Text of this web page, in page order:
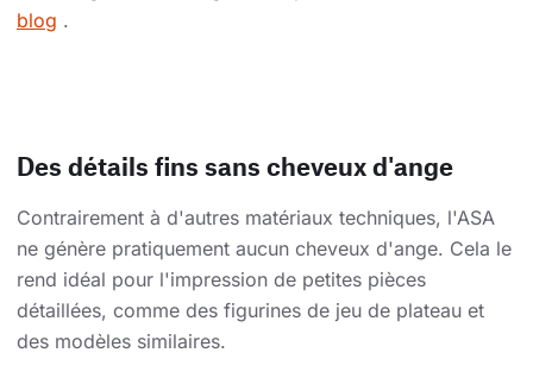
blog .
Des détails fins sans cheveux d'ange
Contrairement à d'autres matériaux techniques, l'ASA
ne génère pratiquement aucun cheveux d'ange. Cela le
rend idéal pour l'impression de petites pièces
détaillées, comme des figurines de jeu de plateau et
des modèles similaires.